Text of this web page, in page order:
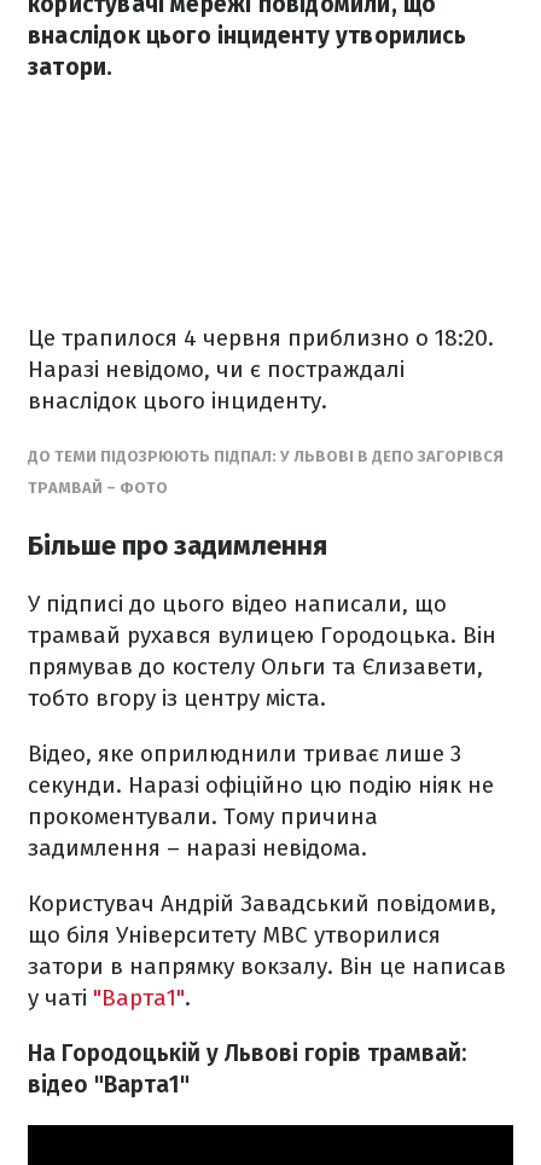
внаслідок цього інциденту утворились
затори.
Це трапилося 4 червня приблизно о 18:20.
Наразі невідомо, чи є постраждалі
внаслідок цього інциденту.
ДО ТЕМИ ПІДОЗРЮЮТЬ ПІДПАЛ: У ЛЬВОВІ В ДЕПО ЗАГОРІВСЯ
ТРАМВАЙ – ФОТО
Більше про задимлення
У підписі до цього відео написали, що
трамвай рухався вулицею Городоцька. Він
прямував до костелу Ольги та Єлизавети,
тобто вгору із центру міста.
Відео, яке оприлюднили триває лише 3
секунди. Наразі офіційно цю подію ніяк не
прокоментували. Тому причина
задимлення – наразі невідома.
Користувач Андрій Завадський повідомив,
що біля Університету МВС утворилися
затори в напрямку вокзалу. Він це написав
у чаті "Варта1".
На Городоцькій у Львові горів трамвай:
відео "Варта1"